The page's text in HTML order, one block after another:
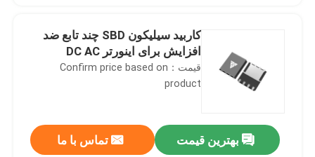
کاربید سیلیکون SBD چند تابع ضد
افزایش برای اینورتر DC AC
قیمت：Confirm price based on
product
بهترین قیمت تماس با ما